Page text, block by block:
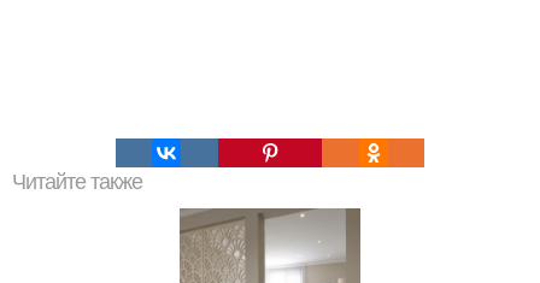
Читайте также